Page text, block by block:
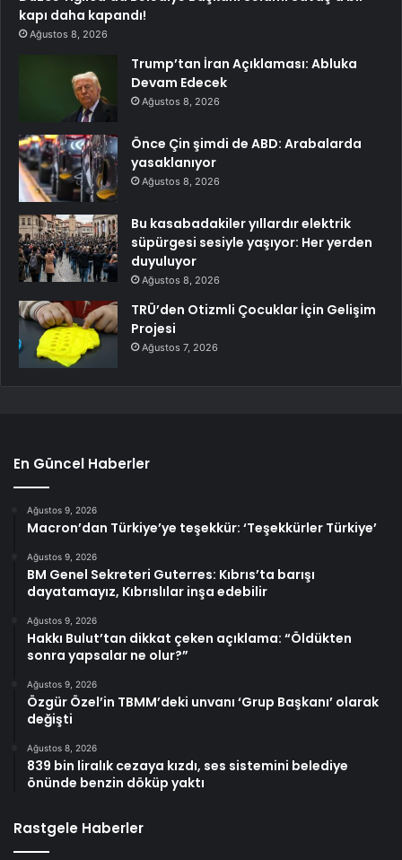
kapı daha kapandı!
Ağustos 8, 2026
Trump’tan İran Açıklaması: Abluka
Devam Edecek
Ağustos 8, 2026
Önce Çin şimdi de ABD: Arabalarda
yasaklanıyor
Ağustos 8, 2026
Bu kasabadakiler yıllardır elektrik
süpürgesi sesiyle yaşıyor: Her yerden
duyuluyor
Ağustos 8, 2026
TRÜ’den Otizmli Çocuklar İçin Gelişim
Projesi
Ağustos 7, 2026
En Güncel Haberler
Ağustos 9, 2026
Macron’dan Türkiye’ye teşekkür: ‘Teşekkürler Türkiye’
Ağustos 9, 2026
BM Genel Sekreteri Guterres: Kıbrıs’ta barışı
dayatamayız, Kıbrıslılar inşa edebilir
Ağustos 9, 2026
Hakkı Bulut’tan dikkat çeken açıklama: “Öldükten
sonra yapsalar ne olur?”
Ağustos 9, 2026
Özgür Özel’in TBMM’deki unvanı ‘Grup Başkanı’ olarak
değişti
Ağustos 8, 2026
839 bin liralık cezaya kızdı, ses sistemini belediye
önünde benzin döküp yaktı
Rastgele Haberler